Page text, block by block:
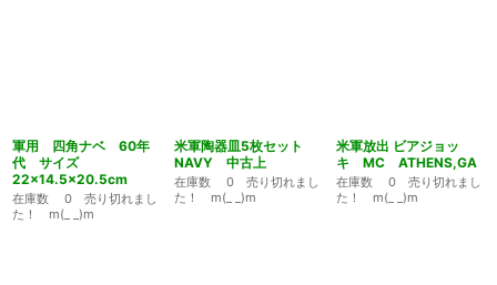
軍用 四角ナベ 60年
代 サイズ
22×14.5×20.5cm
在庫数 0 売り切れまし
た！ m(_ _)m
米軍陶器皿5枚セット
NAVY 中古上
在庫数 0 売り切れまし
た！ m(_ _)m
米軍放出 ビアジョッ
キ MC ATHENS,GA
在庫数 0 売り切れまし
た！ m(_ _)m